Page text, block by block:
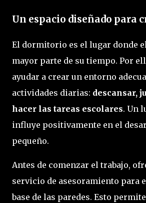
Un espacio diseñado para
El dormitorio es el lugar donde
mayor parte de su tiempo. Por
ayudar a crear un entorno
actividades diarias: descansar,
hacer las tareas escolares. Un
influye positivamente en el
pequeño.
Antes de comenzar el trabajo,
servicio de asesoramiento para
base de las paredes. Esto